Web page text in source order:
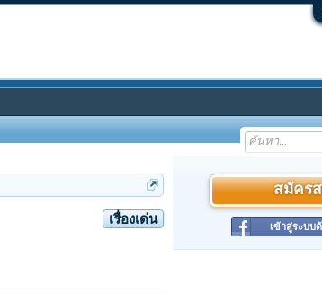
เรื่องเด่น
สมัคร
เข้าสู่ระบบ